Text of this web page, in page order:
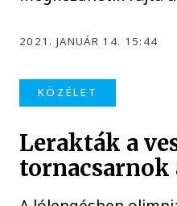
2021. JANUÁR 14. 15:44
KÖZÉLET
Lerakták a
tornacsarnok